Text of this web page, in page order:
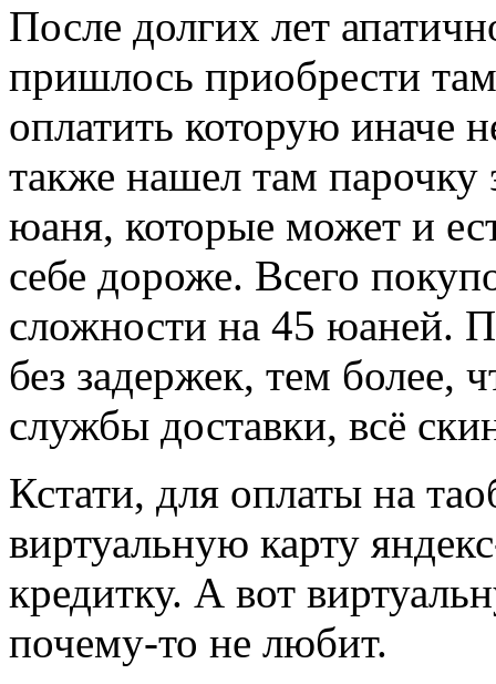
После долгих лет
пришлось приобрести
оплатить которую иначе
также нашел там парочку
юаня, которые может и
себе дороже. Всего
сложности на 45 юаней.
без задержек, тем более,
службы доставки, всё
Кстати, для оплаты на
виртуальную карту
кредитку. А вот
почему-то не любит.